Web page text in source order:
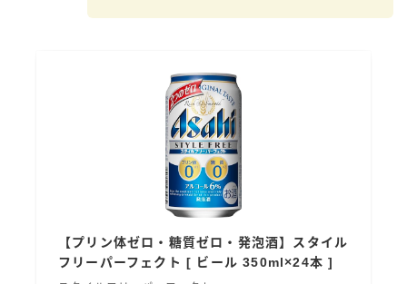
【プリン体ゼロ・糖質ゼロ・発泡酒】スタイル
フリーパーフェクト [ ビール 350ml×24本 ]